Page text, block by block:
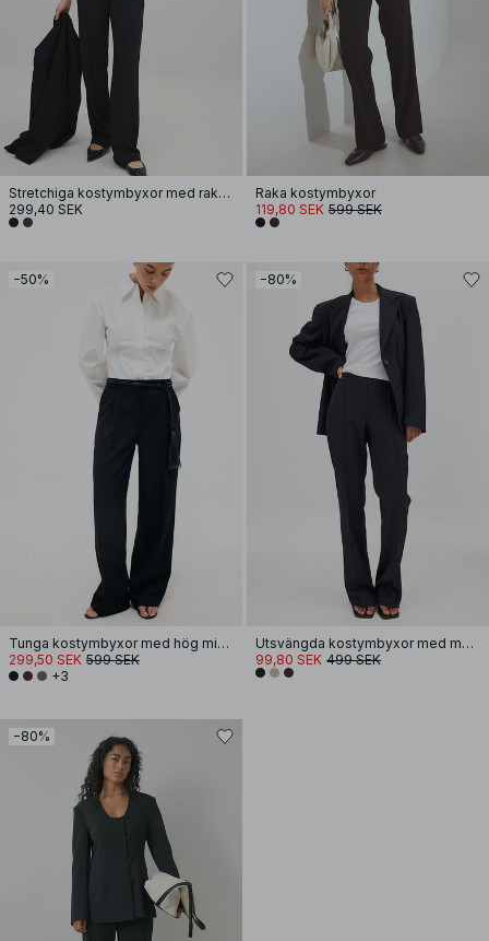
Stretchiga kostymbyxor med rakt ben
299,40 SEK
Raka kostymbyxor
119,80 SEK 599 SEK
−50%
Tunga kostymbyxor med hög midja
299,50 SEK 599 SEK
+3
−80%
Utsvängda kostymbyxor med mellanhög midja
99,80 SEK 499 SEK
−80%